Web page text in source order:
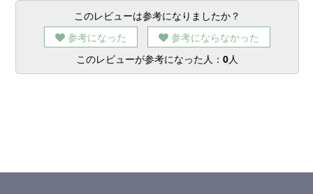
このレビューは参考になりましたか？
参考になった
参考にならなかった
このレビューが参考になった人： 0人